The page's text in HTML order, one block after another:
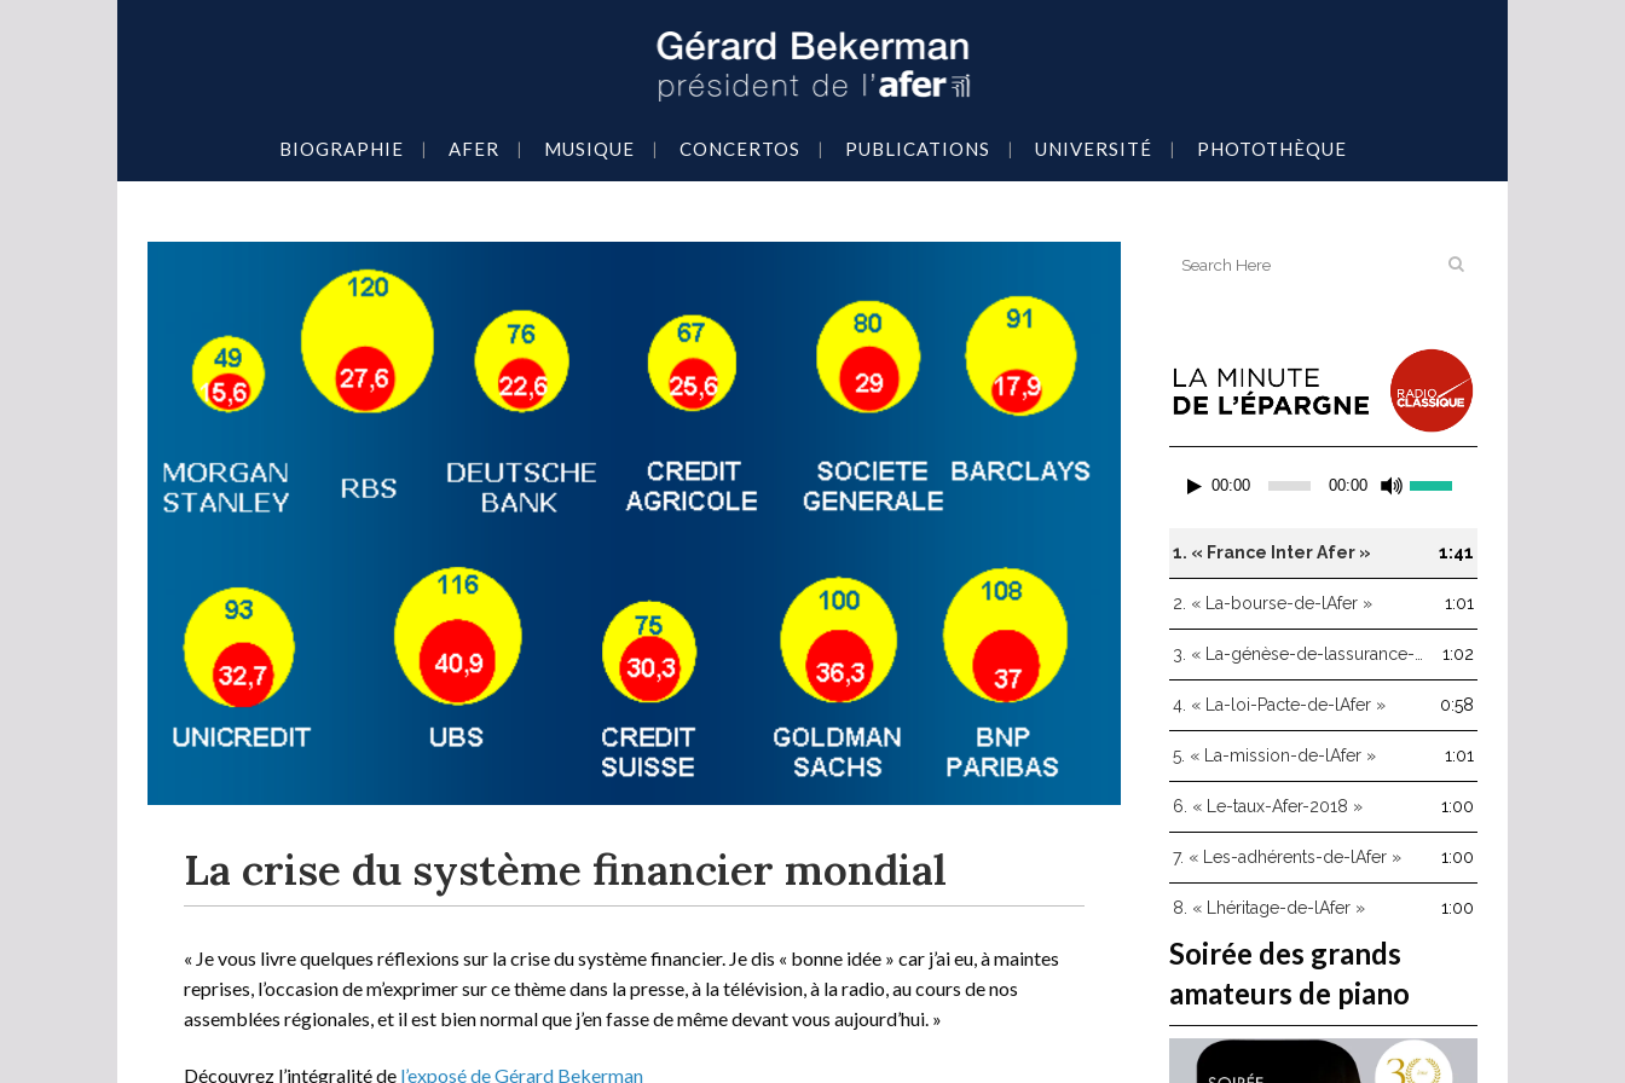
BIOGRAPHIE AFER MUSIQUE CONCERTOS PUBLICATIONS UNIVERSITÉ PHOTOTHÈQUE
La crise du système financier mondial
« Je vous livre quelques réflexions sur la crise du système financier. Je dis « bonne idée » car j’ai eu, à maintes
reprises, l’occasion de m’exprimer sur ce thème dans la presse, à la télévision, à la radio, au cours de nos
assemblées régionales, et il est bien normal que j’en fasse de même devant vous aujourd’hui. »
Découvrez l’intégralité de l’exposé de Gérard Bekerman
audio
00:00 00:00
les
haut/bas
pour
augmenter
ou
diminuer
le
volume.
1. « France Inter Afer » 1:41
2. « La-bourse-de-lAfer » 1:01
3. « La-génèse-de-lassurance-vie » 1:02
4. « La-loi-Pacte-de-lAfer » 0:58
5. « La-mission-de-lAfer » 1:01
6. « Le-taux-Afer-2018 » 1:00
7. « Les-adhérents-de-lAfer » 1:00
8. « Lhéritage-de-lAfer » 1:00
Soirée des grands
amateurs de piano